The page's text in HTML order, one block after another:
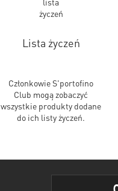
Lista życzeń
Członkowie S'portofino
Club mogą zobaczyć
wszystkie produkty dodane
do ich listy życzeń.